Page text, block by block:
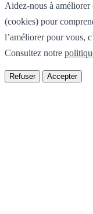
Aidez-nous à
(cookies) pour
l’améliorer pour vous,
Consultez notre
Refuser Accepter